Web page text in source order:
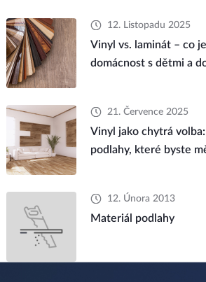
12. Listopadu 2025
Vinyl vs. laminát – co
domácnost s dětmi a
21. Července 2025
Vinyl jako chytrá
podlahy, které byste
12. Února 2013
Materiál podlahy